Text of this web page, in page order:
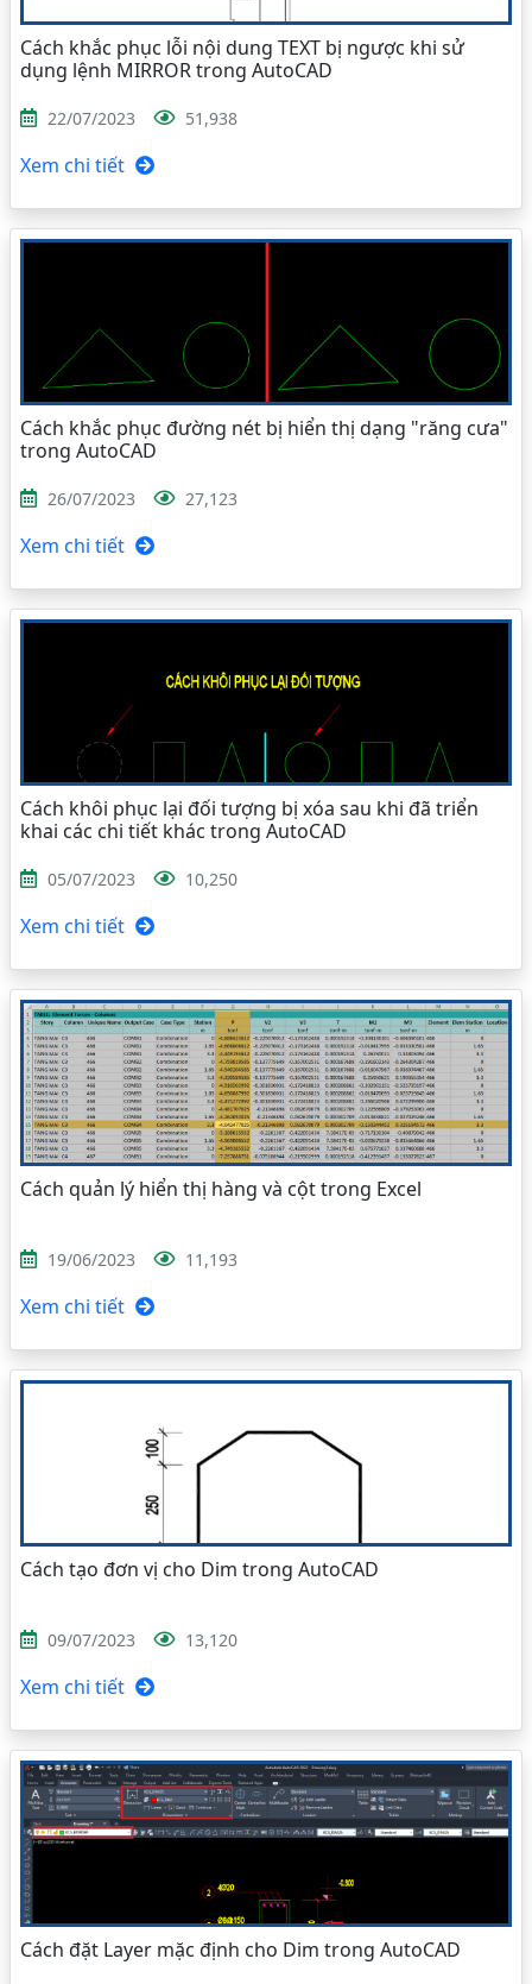
Cách khắc phục lỗi nội dung TEXT bị ngược khi sử
dụng lệnh MIRROR trong AutoCAD
22/07/2023 51,938
Xem chi tiết
Cách khắc phục đường nét bị hiển thị dạng "răng cưa"
trong AutoCAD
26/07/2023 27,123
Xem chi tiết
Cách khôi phục lại đối tượng bị xóa sau khi đã triển
khai các chi tiết khác trong AutoCAD
05/07/2023 10,250
Xem chi tiết
Cách quản lý hiển thị hàng và cột trong Excel
19/06/2023 11,193
Xem chi tiết
Cách tạo đơn vị cho Dim trong AutoCAD
09/07/2023 13,120
Xem chi tiết
Cách đặt Layer mặc định cho Dim trong AutoCAD